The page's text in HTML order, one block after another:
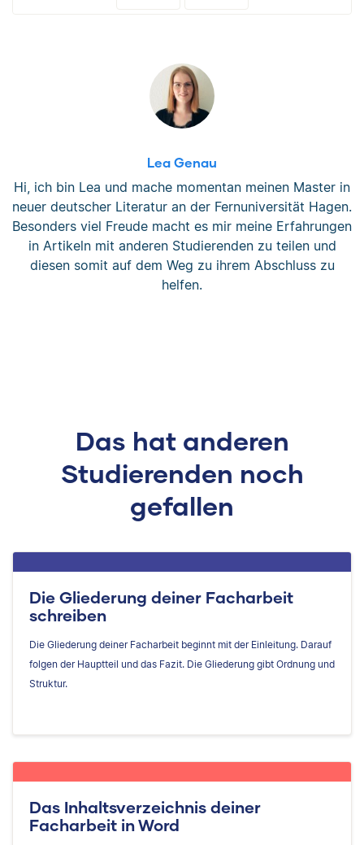
Lea Genau
Hi, ich bin Lea und mache momentan meinen Master in
neuer deutscher Literatur an der Fernuniversität Hagen.
Besonders viel Freude macht es mir meine Erfahrungen
in Artikeln mit anderen Studierenden zu teilen und
diesen somit auf dem Weg zu ihrem Abschluss zu
helfen.
Das hat anderen
Studierenden noch
gefallen
Die Gliederung deiner Facharbeit
schreiben
Die Gliederung deiner Facharbeit beginnt mit der Einleitung. Darauf
folgen der Hauptteil und das Fazit. Die Gliederung gibt Ordnung und
Struktur.
Das Inhaltsverzeichnis deiner
Facharbeit in Word